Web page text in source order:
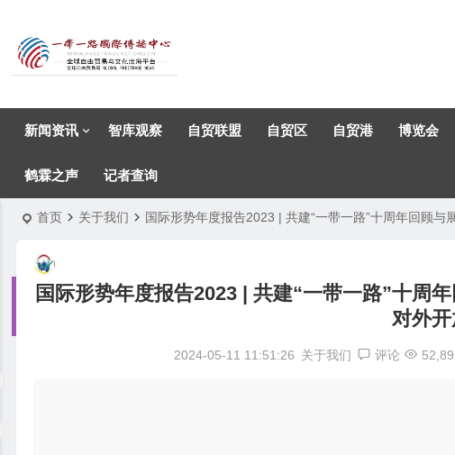
新闻资讯 智库观察 自贸联盟 自贸区 自贸港 博览会
鹤霖之声 记者查询
首页 关于我们 国际形势年度报告2023 | 共建“一带一路”十周年回顾与
国际形势年度报告2023 | 共建“一带一路”十周
对外
2024-05-11 11:51:26 关于我们 评论